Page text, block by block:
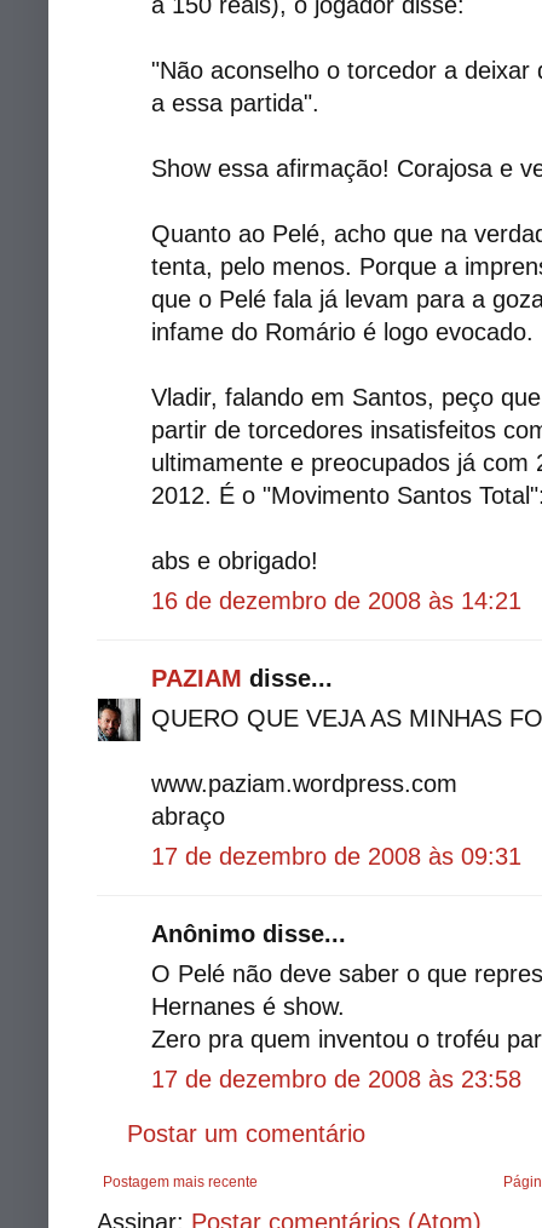
"Não aconselho o torcedor a
a essa partida".
Show essa afirmação! Corajosa e
Quanto ao Pelé, acho que na
tenta, pelo menos. Porque a
que o Pelé fala já levam para a
infame do Romário é logo evocado.
Vladir, falando em Santos, peço
partir de torcedores insatisfeitos
ultimamente e preocupados já
2012. É o "Movimento Santos
abs e obrigado!
16 de dezembro de 2008 às 14:21
PAZIAM disse...
QUERO QUE VEJA AS MINHAS
www.paziam.wordpress.com
abraço
17 de dezembro de 2008 às 09:31
Anônimo disse...
O Pelé não deve saber o que
Hernanes é show.
Zero pra quem inventou o troféu
17 de dezembro de 2008 às 23:58
Postar um comentário
Postagem mais recente
Assinar: Postar comentários (Atom)